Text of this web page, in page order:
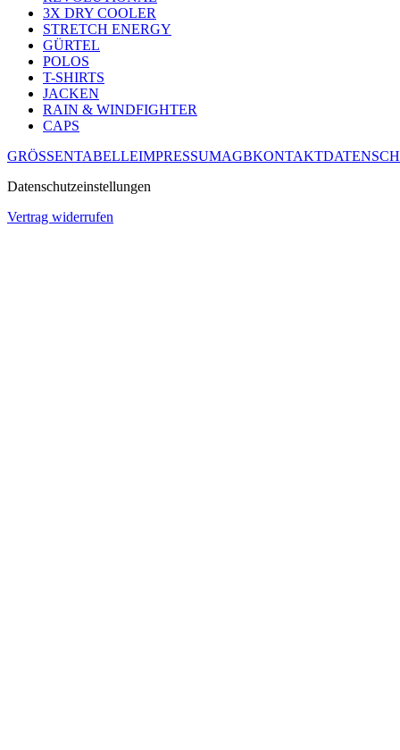
3X DRY COOLER
STRETCH ENERGY
GÜRTEL
POLOS
T-SHIRTS
JACKEN
RAIN & WINDFIGHTER
CAPS
GRÖSSENTABELLEIMPRESSUMAGBKONTAKT
Datenschutzeinstellungen
Vertrag widerrufen